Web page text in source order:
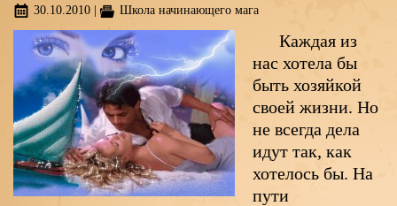
30.10.2010 Школа начинающего мага
Каждая из
нас хотела бы
быть хозяйкой
своей жизни. Но
не всегда дела
идут так, как
хотелось бы. На
пути